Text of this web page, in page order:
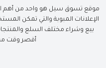
موقع تسوق سيل هو واحد من أهم
الإعلانات المبوبة والتي تمكن
بيع وشراء مختلف السلع
أقصر وقت